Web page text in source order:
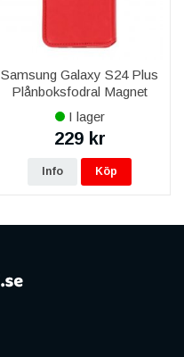
Samsung Galaxy S24 Plus
Plånboksfodral Magnet
Rvelon - Röd
I lager
229 kr
Info Köp